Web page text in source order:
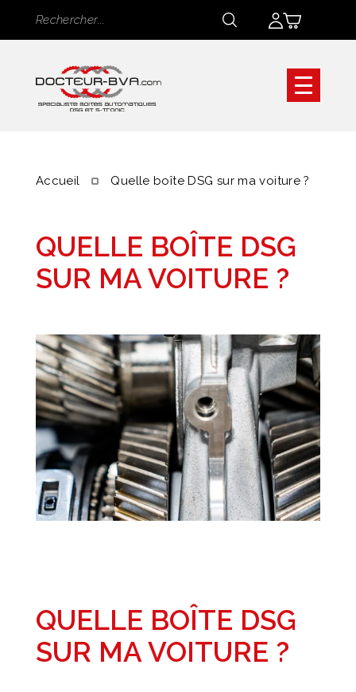
Rechercher
Rechercher
Accueil Quelle boîte DSG sur ma voiture ?
QUELLE BOÎTE DSG
SUR MA VOITURE ?
QUELLE BOÎTE DSG
SUR MA VOITURE ?